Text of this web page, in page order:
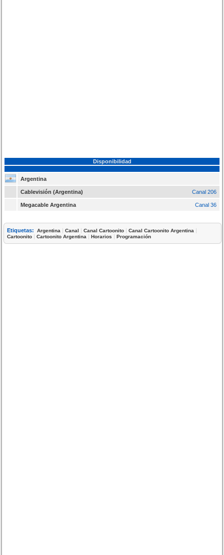
Disponibilidad
Argentina
Cablevisión (Argentina) Canal 206
Megacable Argentina Canal 36
Etiquetas: Argentina |Canal |Canal Cartoonito |Canal Cartoonito Argentina |
Cartoonito |Cartoonito Argentina |Horarios |Programación